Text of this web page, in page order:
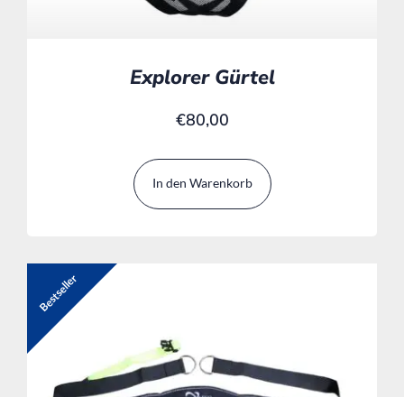
Explorer Gürtel
€80,00
In den Warenkorb
Bestseller